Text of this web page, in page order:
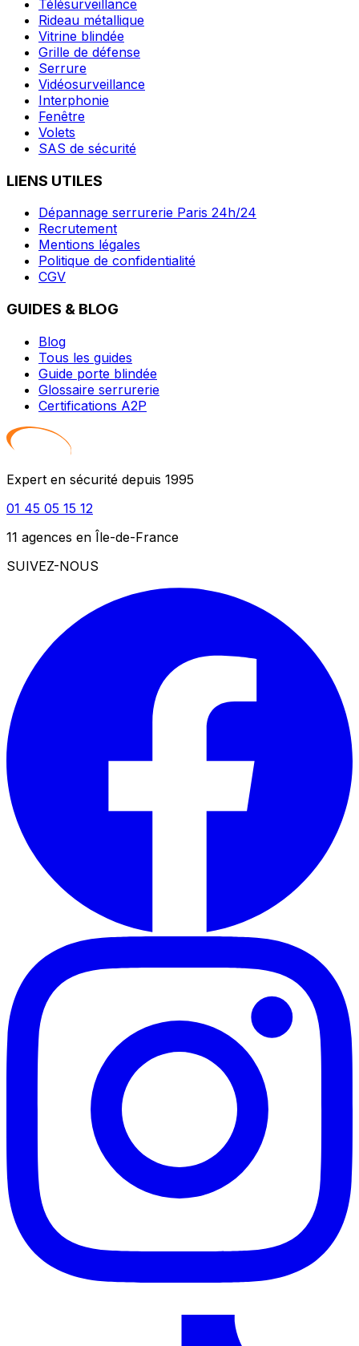
Télésurveillance
Rideau métallique
Vitrine blindée
Grille de défense
Serrure
Vidéosurveillance
Interphonie
Fenêtre
Volets
SAS de sécurité
LIENS UTILES
Dépannage serrurerie Paris 24h/24
Recrutement
Mentions légales
Politique de confidentialité
CGV
GUIDES & BLOG
Blog
Tous les guides
Guide porte blindée
Glossaire serrurerie
Certifications A2P
Expert en sécurité depuis 1995
01 45 05 15 12
11 agences en Île-de-France
SUIVEZ-NOUS